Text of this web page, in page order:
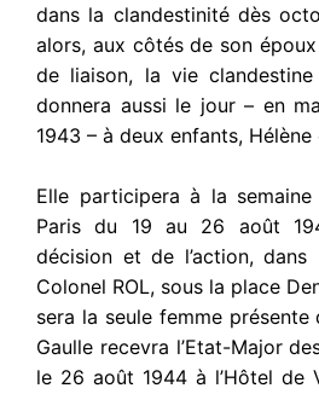
dans la clandestinité dès
alors, aux côtés de son
de liaison, la vie
donnera aussi le jour – en
1943 – à deux enfants, Hélène
Elle participera à la
Paris du 19 au 26 août
décision et de l’action,
Colonel ROL, sous la place
sera la seule femme présente
Gaulle recevra l’Etat-Major
le 26 août 1944 à l’Hôtel de